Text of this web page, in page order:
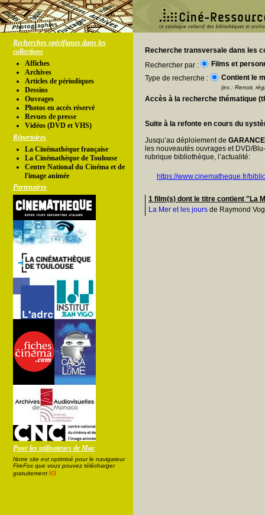
Recherches spécifiques dans les
collections
Affiches
Archives
Articles de périodiques
Dessins
Ouvrages
Photos en accés réservé
Revues de presse
Vidéos (DVD et VHS)
Répertoires
La Cinémathèque française
La Cinémathèque de Toulouse
Centre National du Cinéma et de
l'image animée
Partenaires
Pour les utilisateurs de Mac
Notre site est optimisé pour le navigateur
FireFox que vous pouvez télécharger
gratuitement ici
Recherche transversale dans les
Rechercher par :
Films et
Type de recherche :
Contient le
(ex.: Renoir,
Accès à la recherche thématique
Suite à la refonte en cours du
Jusqu’au déploiement de
les nouveautés ouvrages et DVD/
rubrique bibliothèque, l’actualité:
https://www.cinematheque.fr/
1 film(s) dont le titre contient "La
La Mer et les jours de Raymond